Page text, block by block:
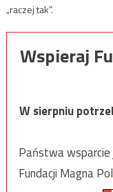
„raczej tak”.
Wspieraj
W sierpniu
Państwa wsparcie
Fundacji Magna